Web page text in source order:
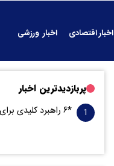
اخبار اقتصادی
اخبار ورزشی
پربازدیدترین اخبار
*۶ راهبرد کلیدی برای تحول در گروه فولاد مبارکه*